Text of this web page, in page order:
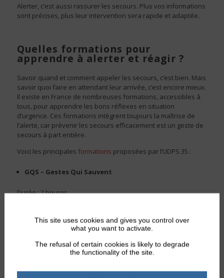
Alerter, c’est aussi rassurer les secours. Plus vos informations
sont précises, plus leur intervention sera rapide et adaptée.
Quelles formations pour
apprendre à alerter et réagir ?
Savoir quand et comment appeler les secours, c’est bien. Mais
savoir quoi faire en attendant leur arrivée, c’est encore mieux.
Il existe en France de nombreuses formations, accessibles à
tous, pour apprendre les bons réflexes en situation
d’urgence. Ces formations intègrent toujours la maîtrise de
l’alerte, car prévenir les secours efficacement est un geste de
secours à part entière.
Voici les principales formations proposées par l’UDPS 35 :
GQS – Gestes Qui Sauvent
Durée : 2 heures
à un arrêt cardiaque, une hémorragie ou un accident.
Accessible à tous, dès l’adolescence.
IPS – Initiation aux Premiers Secours
Durée : 4 à 6 heures
This site uses cookies and gives you control over
what you want to activate.
The refusal of certain cookies is likely to degrade
the functionality of the site.